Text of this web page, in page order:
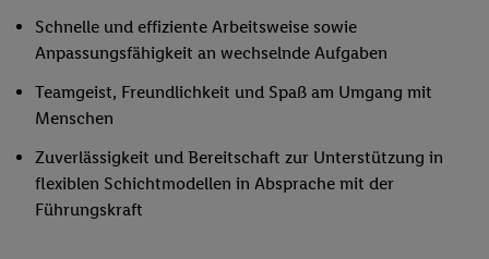
Schnelle und effiziente Arbeitsweise sowie
Anpassungsfähigkeit an wechselnde Aufgaben
Teamgeist, Freundlichkeit und Spaß am Umgang mit
Menschen
Zuverlässigkeit und Bereitschaft zur Unterstützung in
flexiblen Schichtmodellen in Absprache mit der
Führungskraft